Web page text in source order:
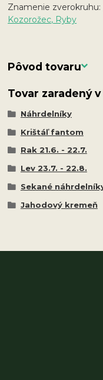
Znamenie zverokruhu:
Kozorožec, Ryby
Pôvod tovaru
Tovar zaradený
Náhrdelníky
Krištáľ fantom
Rak 21.6. - 22.7.
Lev 23.7. - 22.8.
Sekané
Jahodový kremeň